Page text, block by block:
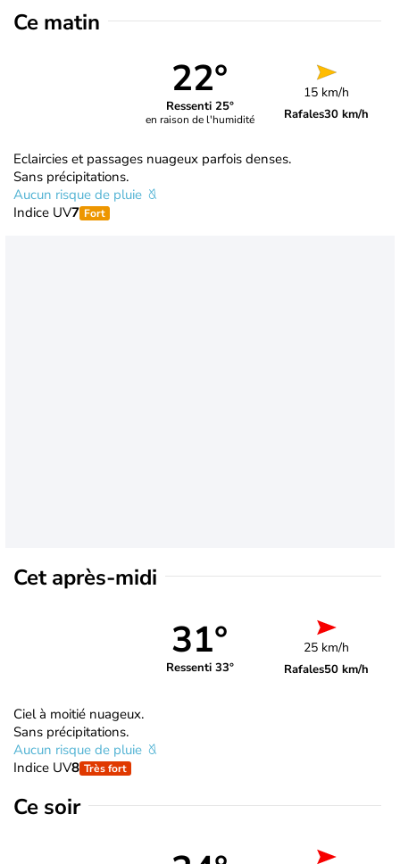
Ce matin
22°
Ressenti 25°
en raison de l'humidité
15 km/h
Rafales30 km/h
Eclaircies et passages nuageux parfois denses.
Sans précipitations.
Aucun risque de pluie
Indice UV7 Fort
Cet après-midi
31°
Ressenti 33°
25 km/h
Rafales50 km/h
Ciel à moitié nuageux.
Sans précipitations.
Aucun risque de pluie
Indice UV8 Très fort
Ce soir